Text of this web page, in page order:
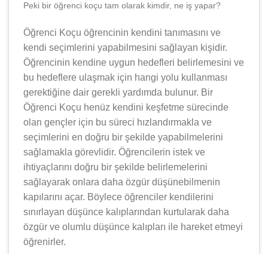
Peki bir öğrenci koçu tam olarak kimdir, ne iş yapar?
Öğrenci Koçu öğrencinin kendini tanımasını ve
kendi seçimlerini yapabilmesini sağlayan kişidir.
Öğrencinin kendine uygun hedefleri belirlemesini ve
bu hedeflere ulaşmak için hangi yolu kullanması
gerektiğine dair gerekli yardımda bulunur. Bir
Öğrenci Koçu henüz kendini keşfetme sürecinde
olan gençler için bu süreci hızlandırmakla ve
seçimlerini en doğru bir şekilde yapabilmelerini
sağlamakla görevlidir. Öğrencilerin istek ve
ihtiyaçlarını doğru bir şekilde belirlemelerini
sağlayarak onlara daha özgür düşünebilmenin
kapılarını açar. Böylece öğrenciler kendilerini
sınırlayan düşünce kalıplarından kurtularak daha
özgür ve olumlu düşünce kalıpları ile hareket etmeyi
öğrenirler.